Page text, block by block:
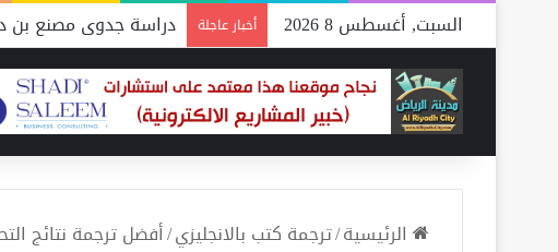
السبت, أغسطس 8 2026 أخبار عاجلة دراسة جدوى مصنع بن
الرئيسية/ترجمة كتب بالانجليزي/أفضل ترجمة نتائج